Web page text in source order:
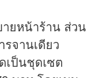
ยหน้าร้าน ส่วน
จานเดียว
เป็นชุดเซต